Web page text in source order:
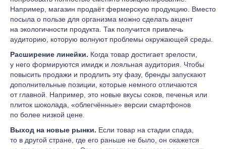
Например, магазин продаёт фермерскую продукцию. Вместо
посыла о пользе для организма можно сделать акцент
на экологичности продукта. Так получится привлечь
аудиторию, которую волнуют проблемы окружающей среды.
Расширение линейки. Когда товар достигает зрелости,
у него формируются имидж и лояльная аудитория. Чтобы
повысить продажи и продлить эту фазу, бренды запускают
дополнительные позиции, которые немного отличаются
от главной. Например, это новые вкусы соков, печенья или
плиток шоколада, «облегчённые» версии смартфонов
по более низкой цене.
Выход на новые рынки. Если товар на стадии спада,
то в другой стране, где его раньше не было, он окажется